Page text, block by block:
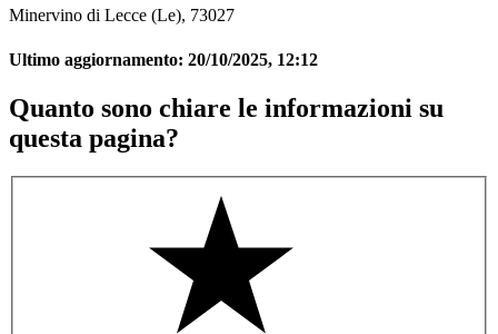
Minervino di Lecce (Le), 73027
Ultimo aggiornamento: 20/10/2025, 12:12
Quanto sono chiare le informazioni su
questa pagina?